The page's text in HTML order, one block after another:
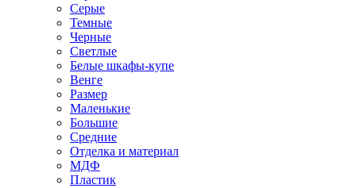
Серые
Темные
Черные
Светлые
Белые шкафы-купе
Венге
Размер
Маленькие
Большие
Средние
Отделка и материал
МДФ
Пластик